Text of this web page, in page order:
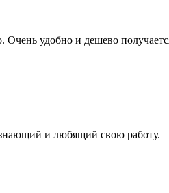
удобно и дешево
и любящий свою работу.